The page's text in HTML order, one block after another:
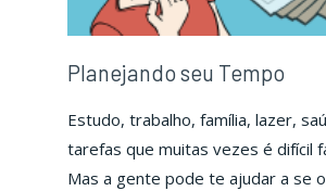
Planejando seu Tempo
Estudo, trabalho, família, lazer,
tarefas que muitas vezes é difícil
Mas a gente pode te ajudar a se